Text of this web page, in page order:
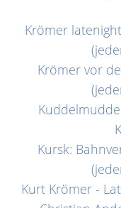
Krömer
Krömer vor
Kursk:
Kurt Krömer -